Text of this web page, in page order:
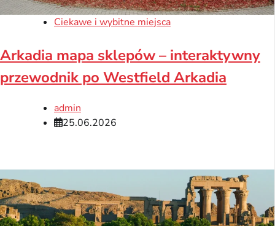
Ciekawe i wybitne miejsca
Arkadia mapa sklepów – interaktywny
przewodnik po Westfield Arkadia
admin
25.06.2026